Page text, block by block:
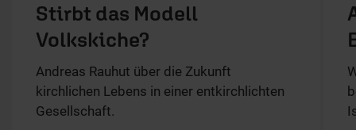
Stirbt das Modell
Volkskiche?
Andreas Rauhut über die Zukunft
kirchlichen Lebens in einer entkirchlichten
Gesellschaft.